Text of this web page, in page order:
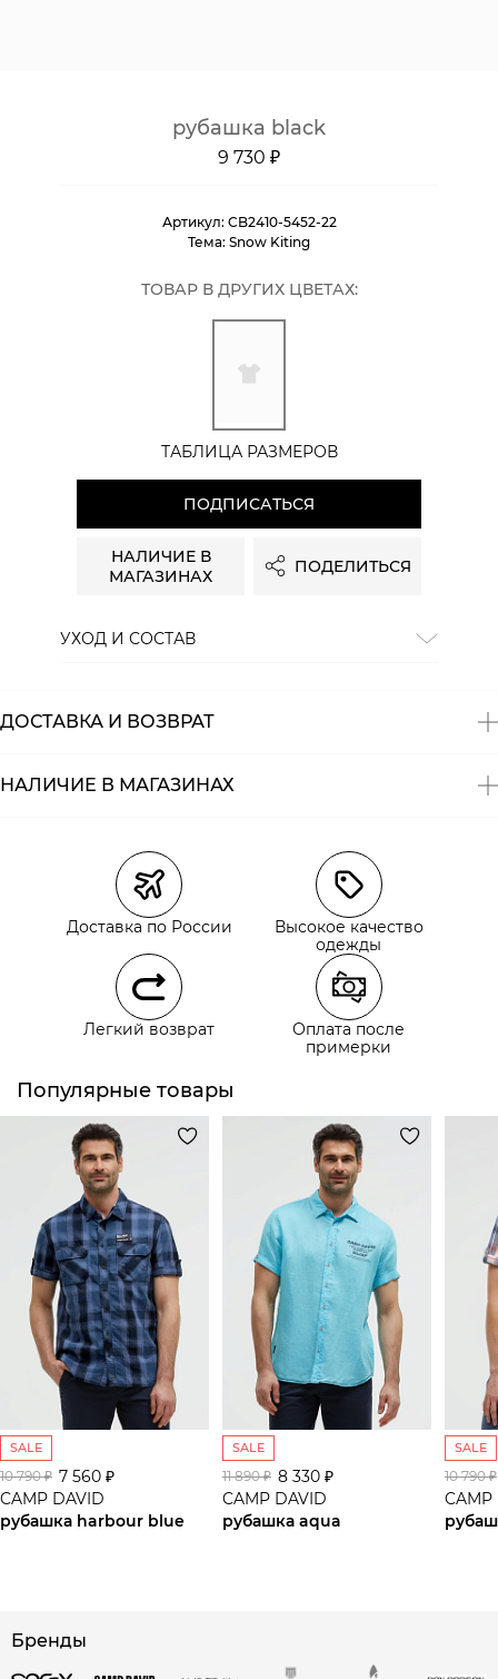
рубашка black
9 730 ₽
Артикул: CB2410-5452-22
Тема: Snow Kiting
ТОВАР В ДРУГИХ ЦВЕТАХ:
ТАБЛИЦА РАЗМЕРОВ
ПОДПИСАТЬСЯ
НАЛИЧИЕ В
МАГАЗИНАХ
ПОДЕЛИТЬСЯ
УХОД И СОСТАВ
ДОСТАВКА И ВОЗВРАТ
Курьерская доставка СДЭК
Самовывоз из пункта выдачи СДЭК
Самовывоз из наших магазинов
Курьерская доставка СДЭК
Самовывоз из пункта выдачи СДЭК
НАЛИЧИЕ В МАГАЗИНАХ
Доставка по России
Высокое качество
одежды
Легкий возврат
Оплата после
примерки
Популярные товары
SALE
10 790 ₽ 7 560 ₽
CAMP DAVID
рубашка harbour blue
SALE
11 890 ₽ 8 330 ₽
CAMP DAVID
рубашка aqua
SALE
10 790 ₽
CAMP
Бренды